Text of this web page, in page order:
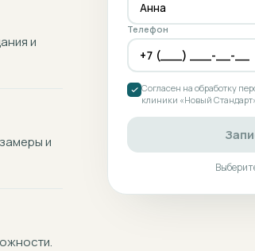
и
и
Телефон
Согласен на обработку
клиники «Новый